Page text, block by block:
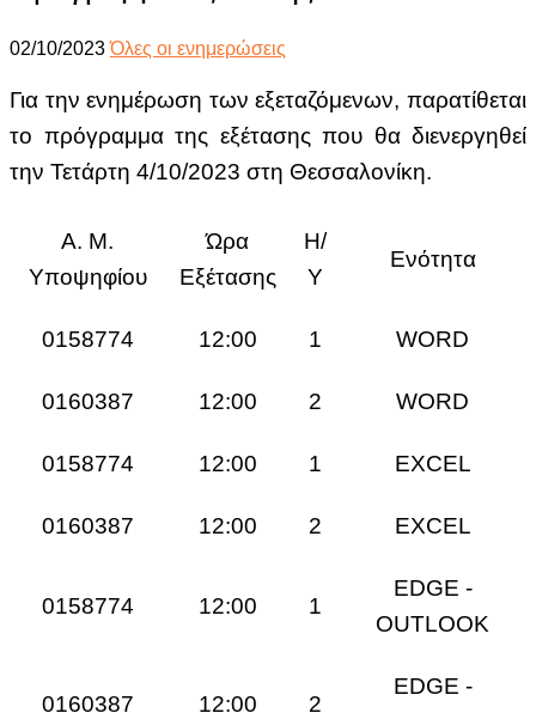
02/10/2023 Όλες οι ενημερώσεις
Για την ενημέρωση των εξεταζόμενων, παρατίθεται
το πρόγραμμα της εξέτασης που θα διενεργηθεί
την Τετάρτη 4/10/2023 στη Θεσσαλονίκη.
Α. Μ.
Υποψηφίου
Ώρα
Εξέτασης
Η/
Υ
Ενότητα
0158774 12:00 1 WORD
0160387 12:00 2 WORD
0158774 12:00 1 EXCEL
0160387 12:00 2 EXCEL
0158774 12:00 1
EDGE -
OUTLOOK
0160387 12:00 2
EDGE -